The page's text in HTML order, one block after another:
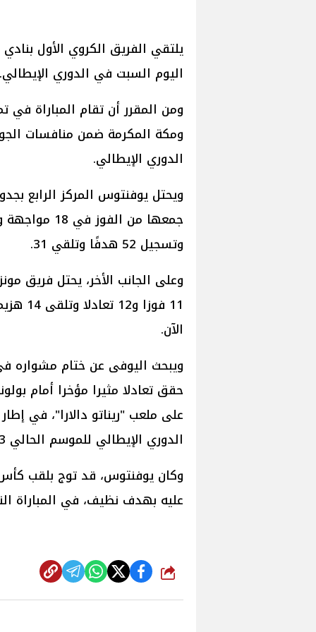
يلتقي الفريق الكروي الأول
اليوم السبت في الدوري الإيطالي.
ومن المقرر أن تقام المباراة في
ومكة المكرمة ضمن منافسات
الدوري الإيطالي.
وتسجيل 52 هدفًا وتلقي 31.
الآن.
ويبحث اليوفى عن ختام مشواره
على ملعب "ريناتو دالارا"، في
الدوري الإيطالي للموسم الحالي 2023-24.
وكان يوفنتوس، قد توج بلقب كأس
عليه بهدف نظيف، في المباراة
شارك